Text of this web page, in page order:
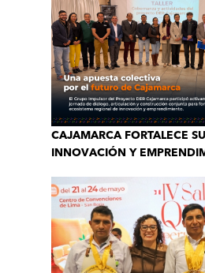
CAJAMARCA FORTALECE
INNOVACIÓN Y